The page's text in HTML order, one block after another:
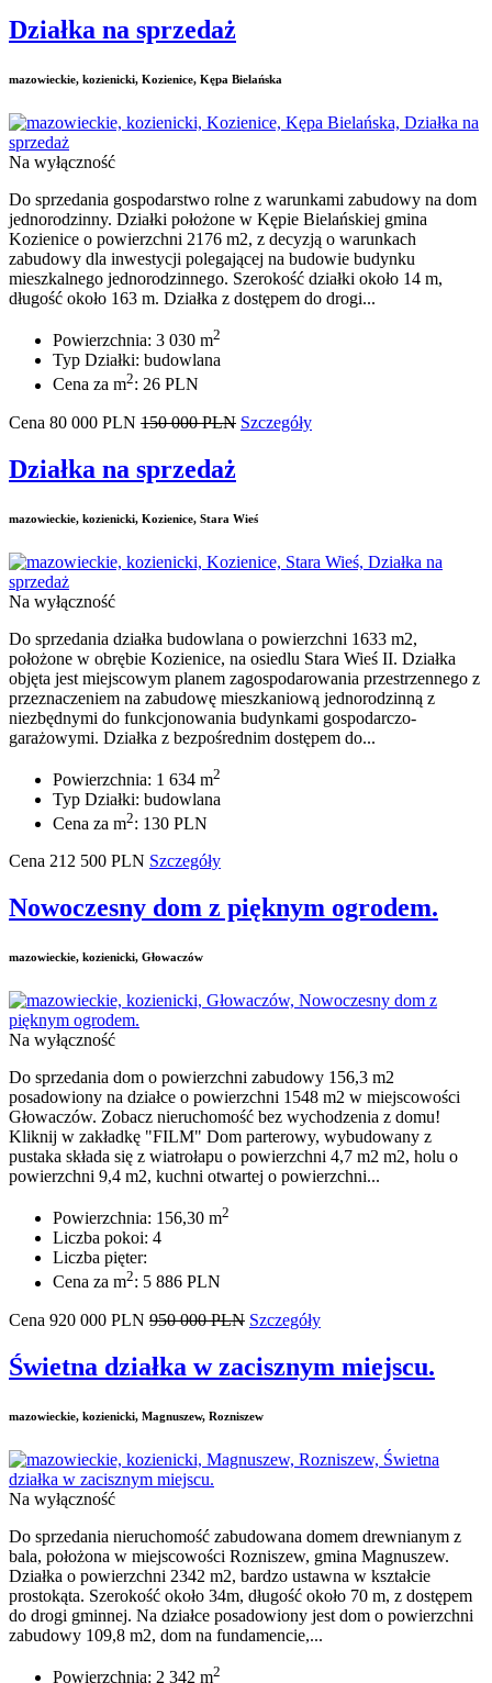
Działka na sprzedaż
mazowieckie, kozienicki, Kozienice, Kępa Bielańska
Na wyłączność
Do sprzedania gospodarstwo rolne z warunkami zabudowy na dom
jednorodzinny. Działki położone w Kępie Bielańskiej gmina
Kozienice o powierzchni 2176 m2, z decyzją o warunkach
zabudowy dla inwestycji polegającej na budowie budynku
mieszkalnego jednorodzinnego. Szerokość działki około 14 m,
długość około 163 m. Działka z dostępem do drogi...
Powierzchnia: 3 030 m2
Typ Działki: budowlana
Cena za m2: 26 PLN
Cena 80 000 PLN 150 000 PLN Szczegóły
Działka na sprzedaż
mazowieckie, kozienicki, Kozienice, Stara Wieś
Na wyłączność
Do sprzedania działka budowlana o powierzchni 1633 m2,
położone w obrębie Kozienice, na osiedlu Stara Wieś II. Działka
objęta jest miejscowym planem zagospodarowania przestrzennego z
przeznaczeniem na zabudowę mieszkaniową jednorodzinną z
niezbędnymi do funkcjonowania budynkami gospodarczo-
garażowymi. Działka z bezpośrednim dostępem do...
Powierzchnia: 1 634 m2
Typ Działki: budowlana
Cena za m2: 130 PLN
Cena 212 500 PLN Szczegóły
Nowoczesny dom z pięknym ogrodem.
mazowieckie, kozienicki, Głowaczów
Na wyłączność
Do sprzedania dom o powierzchni zabudowy 156,3 m2
posadowiony na działce o powierzchni 1548 m2 w miejscowości
Głowaczów. Zobacz nieruchomość bez wychodzenia z domu!
Kliknij w zakładkę "FILM" Dom parterowy, wybudowany z
pustaka składa się z wiatrołapu o powierzchni 4,7 m2 m2, holu o
powierzchni 9,4 m2, kuchni otwartej o powierzchni...
Powierzchnia: 156,30 m2
Liczba pokoi: 4
Liczba pięter:
Cena za m2: 5 886 PLN
Cena 920 000 PLN 950 000 PLN Szczegóły
Świetna działka w zacisznym miejscu.
mazowieckie, kozienicki, Magnuszew, Rozniszew
Na wyłączność
Do sprzedania nieruchomość zabudowana domem drewnianym z
bala, położona w miejscowości Rozniszew, gmina Magnuszew.
Działka o powierzchni 2342 m2, bardzo ustawna w kształcie
prostokąta. Szerokość około 34m, długość około 70 m, z dostępem
do drogi gminnej. Na działce posadowiony jest dom o powierzchni
zabudowy 109,8 m2, dom na fundamencie,...
Powierzchnia: 2 342 m2